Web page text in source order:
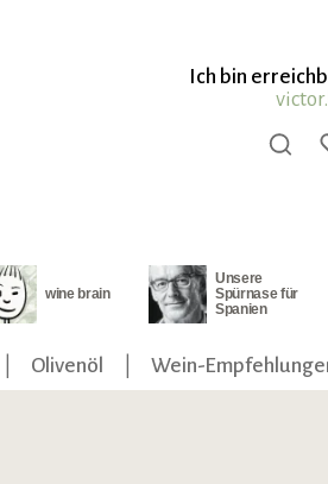
Ich bin
wine brain
Unsere
Spürnase für
Spanien
Olivenöl Wein-